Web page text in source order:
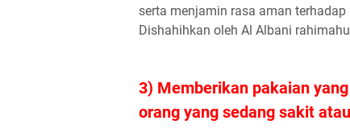
serta menjamin rasa aman
Dishahihkan oleh Al Albani
3) Memberikan pakaian
orang yang sedang sakit